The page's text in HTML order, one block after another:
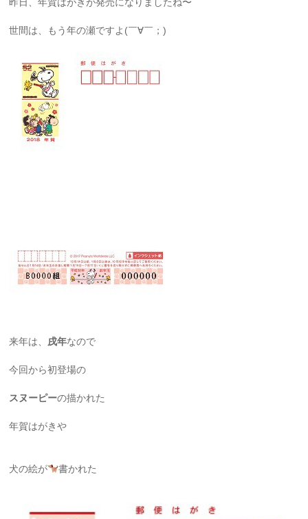
世間は、もう年の瀬ですよ(￣∀￣；)
来年は、 戌年なので
今回から初登場の
スヌーピーの描かれた
年賀はがきや
犬の絵が 書かれた